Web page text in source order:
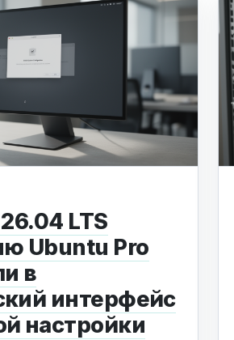
или мыши
имитирующие
LTS
Ubuntu Pro
в
интерфейс
настройки